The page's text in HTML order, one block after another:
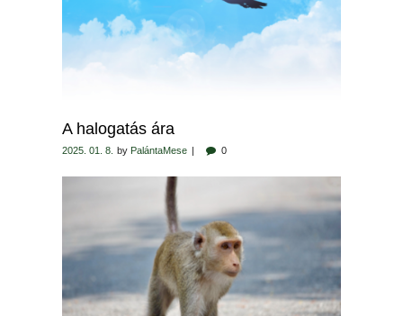
A halogatás ára
2025. 01. 8. by PalántaMese 0